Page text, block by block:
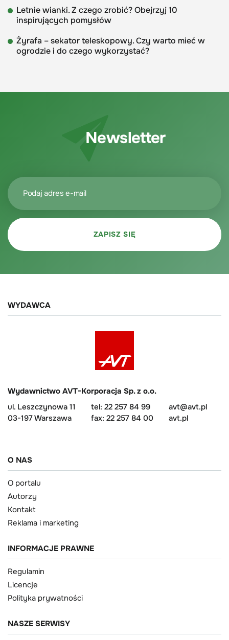
Letnie wianki. Z czego zrobić? Obejrzyj 10
inspirujących pomysłów
Żyrafa – sekator teleskopowy. Czy warto mieć w
ogrodzie i do czego wykorzystać?
Newsletter
WYDAWCA
Wydawnictwo AVT-Korporacja Sp. z o.o.
ul. Leszczynowa 11
03-197 Warszawa
tel: 22 257 84 99
fax: 22 257 84 00
avt@avt.pl
avt.pl
O NAS
O portalu
Autorzy
Kontakt
Reklama i marketing
INFORMACJE PRAWNE
Regulamin
Licencje
Polityka prywatności
NASZE SERWISY